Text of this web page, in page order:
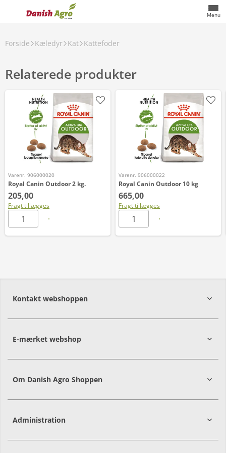
Menu
Forside Kæledyr Kat Kattefoder
Relaterede produkter
Varenr. 906000020
Royal Canin Outdoor 2 kg.
205,00
Fragt tillægges
Varenr. 906000022
Royal Canin Outdoor 10 kg
665,00
Fragt tillægges
Kontakt webshoppen
E-mærket webshop
Om Danish Agro Shoppen
Administration